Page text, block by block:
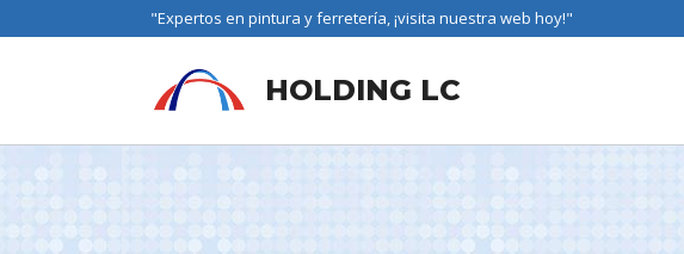
"Expertos en pintura y ferretería, ¡visita nuestra web hoy!"
HOLDING LC